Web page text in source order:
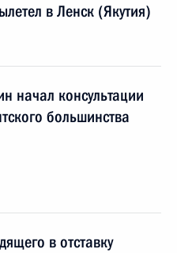
в Ленск (Якутия)
начал консультации
большинства
в отставку